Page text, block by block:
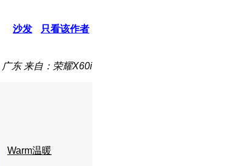
沙发 只看该作者
广东 来自：荣耀X60i
Warm温暖